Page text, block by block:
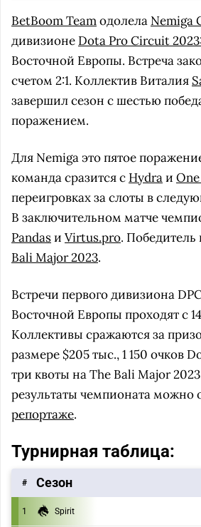
BetBoom Teamодолела Nemiga
дивизионе Dota Pro Circuit
Восточной Европы. Встреча
счетом 2:1. Коллектив Виталия
завершил сезон с шестью
поражением.
Для Nemiga это пятое
команда сразится с Hydraи
переигровках за слоты в
В заключительном матче
Pandasи Virtus.pro. Победитель
Bali Major 2023.
Встречи первого дивизиона
Восточной Европы проходят с
Коллективы сражаются за
размере $205 тыс., 1 150 очков
три квоты на The Bali Major
результаты чемпионата можно
репортаже.
Турнирная таблица:
# Сезон
1 Spirit